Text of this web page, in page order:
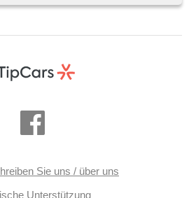
Sie uns / über uns
Unterstützung